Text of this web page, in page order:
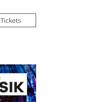
Tickets